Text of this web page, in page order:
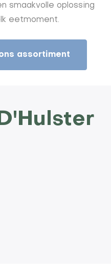
smaakvolle oplossing
eetmoment.
assortiment